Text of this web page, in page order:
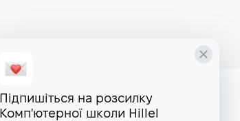
Підпишіться на розсилку
Комп'ютерної школи Hillel